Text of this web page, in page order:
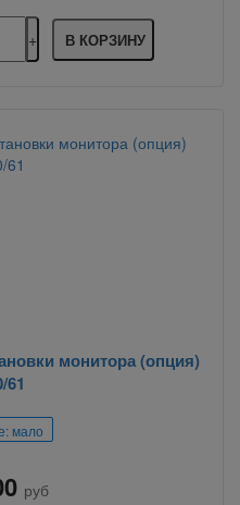
В КОРЗИНУ
монитора (опция)
61
мало
руб